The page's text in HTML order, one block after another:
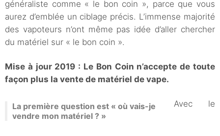
généraliste comme « le bon coin », parce que vous
aurez d’emblée un ciblage précis. L’immense majorité
des vapoteurs n’ont même pas idée d’aller chercher
du matériel sur « le bon coin ».
Mise à jour 2019 : Le Bon Coin n’accepte de toute
façon plus la vente de matériel de vape.
La première question est « où vais-je
vendre mon matériel ? »
Avec le